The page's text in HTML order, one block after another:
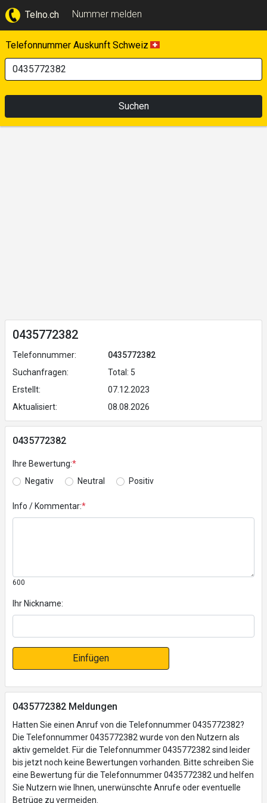
Telno.ch Nummer melden
Telefonnummer Auskunft Schweiz
Suchen
0435772382
Telefonnummer:
0435772382
Suchanfragen:
Total: 5
Erstellt:
07.12.2023
Aktualisiert:
08.08.2026
0435772382
Ihre Bewertung:*
Negativ
Neutral Positiv
Info / Kommentar:*
600
Ihr Nickname:
Einfügen
0435772382 Meldungen
Hatten Sie einen Anruf von die Telefonnummer 0435772382?
Die Telefonnummer 0435772382 wurde von den Nutzern als
aktiv gemeldet. Für die Telefonnummer 0435772382 sind leider
bis jetzt noch keine Bewertungen vorhanden. Bitte schreiben Sie
eine Bewertung für die Telefonnummer 0435772382 und helfen
Sie Nutzern wie Ihnen, unerwünschte Anrufe oder eventuelle
Betrüge zu vermeiden.